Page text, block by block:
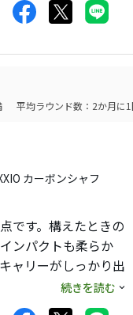
るので、メーカーに
平均ラウンド数：2か月に
カーボンシャフ
です。構えたときの
ンパクトも柔らか
ャリーがしっかり出
せるので、ミスが減
続きを読む